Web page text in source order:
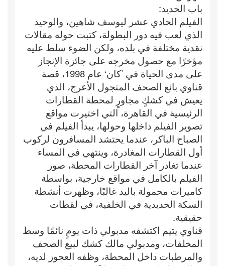
باب الحديد:
الفيلم الحادي عشر ليوسف شاهين، والوحيد
الذي لعب فيه دور البطولة، كتبت حوله مقالات
نقدية مختلفة في بلده، ولكن الضوء سلط عليه
مؤخرًا مع حصول مخرجه على جائزة الإنجاز
على مدى الحياة في ’كان‘ عام 1998، قصة
قناوي بائع الصحف المتجول الأعرج، الذي
يعيش في كشكٍ مجاورٍ لمحطة القطارات
الرئيسية في القاهرة، التي اختيرت مواقع
تصوير الفيلم داخلها وحولها، يبدأ الفيلم في
الصباح الباكر، عندما يحتشد المسافرون لركوب
أول القطارات المغادرة، وينتهي في المساء
عندما تغادر آخر القطارات المحطة، صور
الفيلم بالكامل في مواقع خارجية، بواسطة
كاميرات محمولة باليد غالبًا، وظهرت أنشطة
السكة الحديدية في الخلفية، في لقطات
حقيقية.
قناوي يتيم اكتشفه مدبولي ذات يومٍ نائمًا وسط
المخلفات، ومدبولي مالك كشك لبيع الصحف
والمرطبات داخل المحطة، وظفه العجوز لديه،